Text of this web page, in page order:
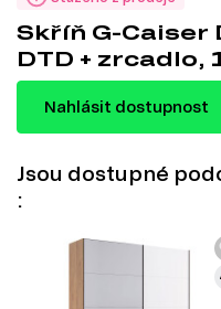
Skříň G-Caiser
DTD + zrcadlo,
Nahlásit dostupnost
Jsou dostupné
: